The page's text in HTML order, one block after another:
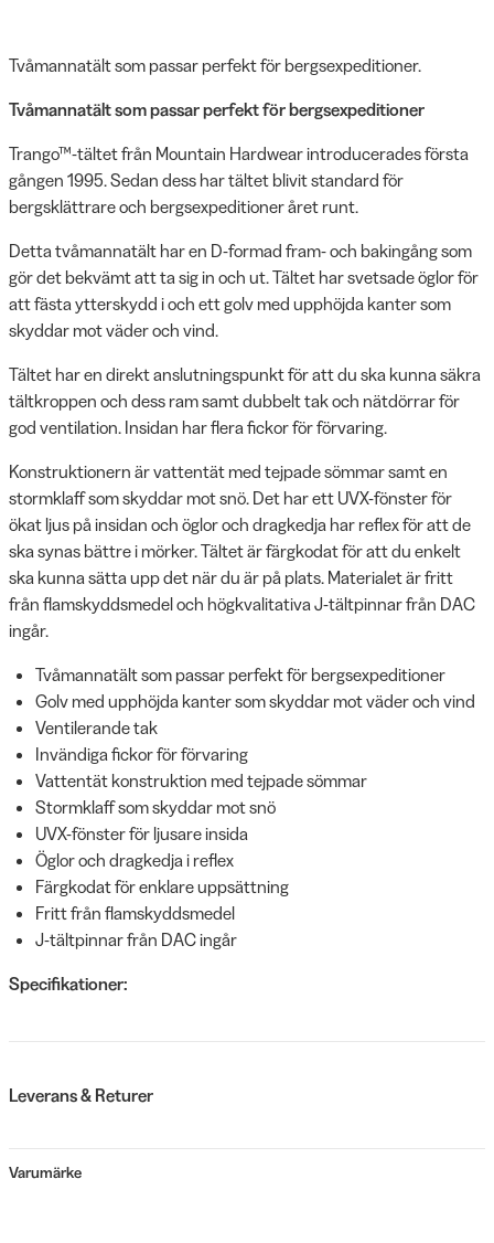
Tvåmannatält som passar perfekt för bergsexpeditioner.
Tvåmannatält som passar perfekt för bergsexpeditioner
Trango™-tältet från Mountain Hardwear introducerades första
gången 1995. Sedan dess har tältet blivit standard för
bergsklättrare och bergsexpeditioner året runt.
Detta tvåmannatält har en D-formad fram- och bakingång som
gör det bekvämt att ta sig in och ut. Tältet har svetsade öglor för
att fästa ytterskydd i och ett golv med upphöjda kanter som
skyddar mot väder och vind.
Tältet har en direkt anslutningspunkt för att du ska kunna säkra
tältkroppen och dess ram samt dubbelt tak och nätdörrar för
god ventilation. Insidan har flera fickor för förvaring.
Konstruktionern är vattentät med tejpade sömmar samt en
stormklaff som skyddar mot snö. Det har ett UVX-fönster för
ökat ljus på insidan och öglor och dragkedja har reflex för att de
ska synas bättre i mörker. Tältet är färgkodat för att du enkelt
ska kunna sätta upp det när du är på plats. Materialet är fritt
från flamskyddsmedel och högkvalitativa J-tältpinnar från DAC
ingår.
Tvåmannatält som passar perfekt för bergsexpeditioner
Golv med upphöjda kanter som skyddar mot väder och vind
Ventilerande tak
Invändiga fickor för förvaring
Vattentät konstruktion med tejpade sömmar
Stormklaff som skyddar mot snö
UVX-fönster för ljusare insida
Öglor och dragkedja i reflex
Färgkodat för enklare uppsättning
Fritt från flamskyddsmedel
J-tältpinnar från DAC ingår
Specifikationer:
Leverans & Returer
Varumärke